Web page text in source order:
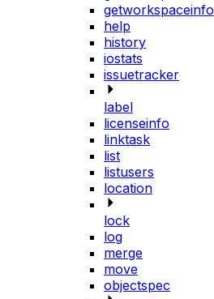
getworkspaceinfo
help
history
iostats
issuetracker
label
licenseinfo
linktask
list
listusers
location
lock
log
merge
move
objectspec